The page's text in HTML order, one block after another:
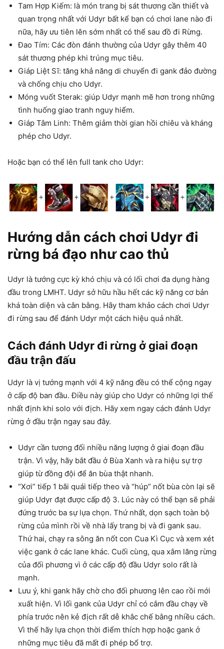
Tam Hợp Kiếm: là món trang bị sát thương cần thiết và
quan trọng nhất với Udyr bất kể bạn có chơi lane nào đi
nữa, hãy ưu tiên lên sớm nhất có thể sau đồ đi Rừng.
Đao Tím: Các đòn đánh thường của Udyr gây thêm 40
sát thương phép khi trúng mục tiêu.
Giáp Liệt Sĩ: tăng khả năng di chuyển đi gank đảo đường
và chống chịu cho Udyr.
Móng vuốt Sterak: giúp Udyr mạnh mẽ hơn trong những
tình huống giao tranh nguy hiểm.
Giáp Tâm Linh: Thêm giảm thời gian hồi chiêu và kháng
phép cho Udyr.
Hoặc bạn có thể lên full tank cho Udyr:
Hướng dẫn cách chơi Udyr đi
rừng bá đạo như cao thủ
Udyr là tướng cực kỳ khó chịu và có lối chơi đa dụng hàng
đầu trong LMHT. Udyr sở hữu hầu hết các kỹ năng cơ bản
khá toàn diện và cân bằng. Hãy tham khảo cách chơi Udyr
đi rừng sau để đánh Udyr một cách hiệu quả nhất.
Cách đánh Udyr đi rừng ở giai đoạn
đầu trận đấu
Udyr là vị tướng mạnh với 4 kỹ năng đều có thể cộng ngay
ở cấp độ ban đầu. Điều này giúp cho Udyr có những lợi thế
nhất định khi solo với địch. Hãy xem ngay cách đánh Udyr
rừng ở đầu trận ngay sau đây.
Udyr cần tương đối nhiều năng lượng ở giai đoạn đầu
trận. Vì vậy, hãy bắt đầu ở Bùa Xanh và ra hiệu sự trợ
giúp từ đồng đội để ăn bùa thật nhanh.
“Xơi” tiếp 1 bãi quái tiếp theo và “húp” nốt bùa còn lại sẽ
giúp Udyr đạt được cấp độ 3. Lúc này có thể bạn sẽ phải
đứng trước ba sự lựa chọn. Thứ nhất, dọn sạch toàn bộ
rừng của mình rồi về nhà lấy trang bị và đi gank sau.
Thứ hai, chạy ra sông ăn nốt con Cua Kì Cục và xem xét
việc gank ở các lane khác. Cuối cùng, qua xâm lăng rừng
của đối phương vì ở các cấp độ đầu Udyr solo rất là
mạnh.
Lưu ý, khi gank hãy chờ cho đối phương lên cao rồi mới
xuất hiện. Vì lối gank của Udyr chỉ có cắm đầu chạy về
phía trước nên kẻ địch rất dễ khắc chế bằng nhiều cách.
Vì thế hãy lựa chọn thời điểm thích hợp hoặc gank ở
những mục tiêu đã mất đi phép bổ trợ.